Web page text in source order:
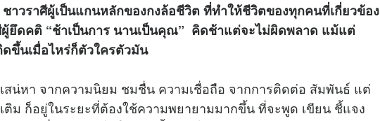
าวราศีผู้เป็นแกนหลักของกงล้อชีวิต ที่ทำให้ชีวิตของทุกคนที่เกี่ยวข้อง
ผู้ยึดคติ “ช้าเป็นการ นานเป็นคุณ” คิดช้าแต่จะไม่ผิดพลาด แม้แต่
ขึ้นเมื่อไหร่ก็ตัวใครตัวมัน
สน่หา จากความนิยม ชมชื่น ความเชื่อถือ จากการติดต่อ สัมพันธ์ แต่
ติม ก็อยู่ในระยะที่ต้องใช้ความพยายามมากขึ้น ที่จะพูด เขียน ชี้แจง